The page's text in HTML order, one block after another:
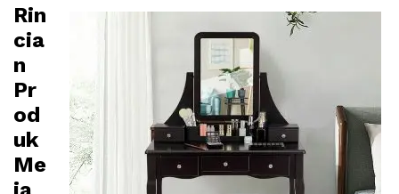
Rin
cia
n
Pr
od
uk
Me